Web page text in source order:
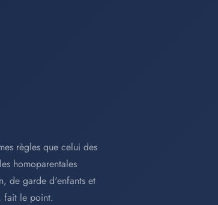
règles que celui des
homoparentales
de garde d'enfants et
fait le point.